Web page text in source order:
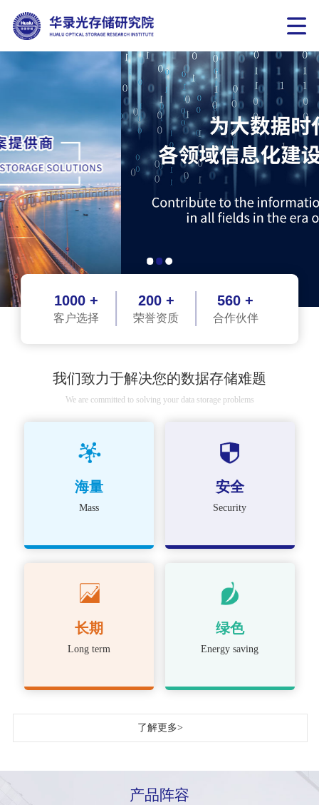
1000 +
客户选择
200 +
荣誉资质
560 +
合作伙伴
我们致力于解决您的数据存储难题
We are committed to solving your data storage problems
海量
Mass
安全
Security
长期
Long term
绿色
Energy saving
了解更多>
产品阵容